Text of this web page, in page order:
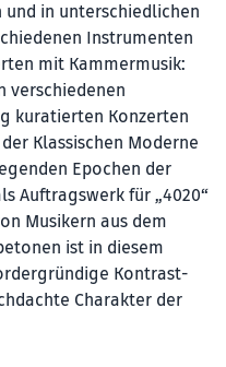
in unterschiedlichen
Instrumenten
mit Kammermusik:
verschiedenen
kuratierten Konzerten
Klassischen Moderne
Epochen der
Auftragswerk für „4020“
Musikern aus dem
ist in diesem
Kontrast-
Charakter der